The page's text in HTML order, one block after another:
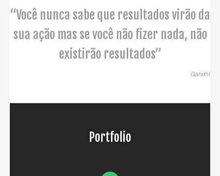
“Você nunca sabe que resultados virão da
sua ação mas se você não fizer nada, não
existirão resultados”
Gandhi
Portfolio